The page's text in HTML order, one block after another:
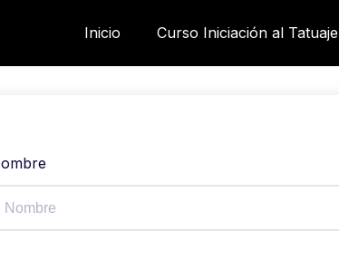
Inicio Curso Iniciación al Tatuaje